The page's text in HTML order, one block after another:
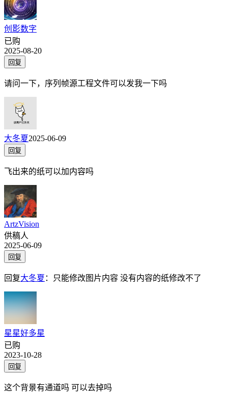
创影数字
已购
2025-08-20
回复
请问一下，序列帧源工程文件可以发我一下吗
大冬夏2025-06-09
回复
飞出来的纸可以加内容吗
ArtzVision
供稿人
2025-06-09
回复
回复大冬夏 ： 只能修改图片内容 没有内容的纸修改不了
星星好多星
已购
2023-10-28
回复
这个背景有通道吗 可以去掉吗